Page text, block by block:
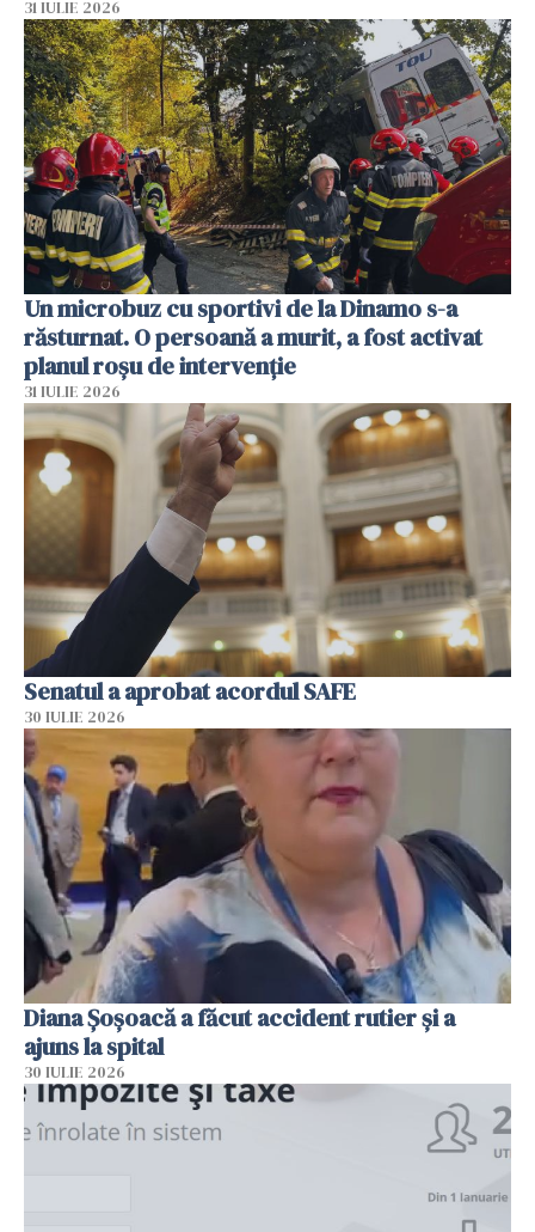
31 IULIE 2026
Un microbuz cu sportivi de la Dinamo s-a
răsturnat. O persoană a murit, a fost activat
planul roșu de intervenție
31 IULIE 2026
Senatul a aprobat acordul SAFE
30 IULIE 2026
Diana Șoșoacă a făcut accident rutier și a
ajuns la spital
30 IULIE 2026